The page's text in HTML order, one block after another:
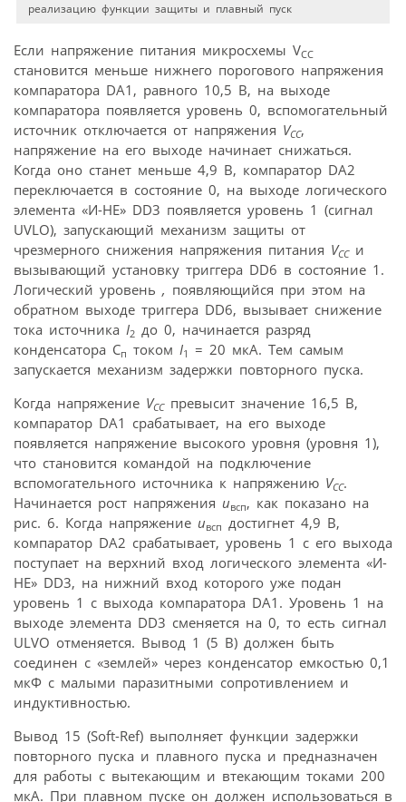
реализацию функции защиты и плавный пуск
Если напряжение питания микросхемы VCC
становится меньше нижнего порогового напряжения
компаратора DA1, равного 10,5 В, на выходе
компаратора появляется уровень 0, вспомогательный
источник отключается от напряжения VCC,
напряжение на его выходе начинает снижаться.
Когда оно станет меньше 4,9 В, компаратор DA2
переключается в состояние 0, на выходе логического
элемента «И-НЕ» DD3 появляется уровень 1 (сигнал
UVLO), запускающий механизм защиты от
чрезмерного снижения напряжения питания VCCи
вызывающий установку триггера DD6 в состояние 1.
Логический уровень , появляющийся при этом на
обратном выходе триггера DD6, вызывает снижение
тока источника I2 до 0, начинается разряд
конденсатора Cп током I1
= 20 мкА. Тем самым
запускается механизм задержки повторного пуска.
Когда напряжение VCCпревысит значение 16,5 В,
компаратор DA1 срабатывает, на его выходе
появляется напряжение высокого уровня (уровня 1),
что становится командой на подключение
вспомогательного источника к напряжению VCC.
Начинается рост напряжения uвсп, как показано на
рис. 6. Когда напряжение uвсп достигнет 4,9 В,
компаратор DA2 срабатывает, уровень 1 с его выхода
поступает на верхний вход логического элемента «И-
НЕ» DD3, на нижний вход которого уже подан
уровень 1 с выхода компаратора DA1. Уровень 1 на
выходе элемента DD3 сменяется на 0, то есть сигнал
ULVO отменяется. Вывод 1 (5 В) должен быть
соединен с «землей» через конденсатор емкостью 0,1
мкФ с малыми паразитными сопротивлением и
индуктивностью.
Вывод 15 (Soft-Ref) выполняет функции задержки
повторного пуска и плавного пуска и предназначен
для работы с вытекающим и втекающим токами 200
мкА. При плавном пуске он должен использоваться в